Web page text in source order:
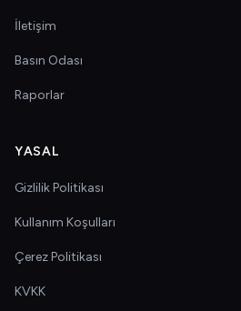
İletişim
Basın Odası
Raporlar
YASAL
Gizlilik Politikası
Kullanım Koşulları
Çerez Politikası
KVKK